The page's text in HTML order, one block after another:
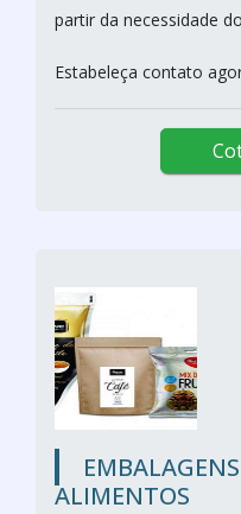
partir da necessidade
Estabeleça contato
ALIMENTOS